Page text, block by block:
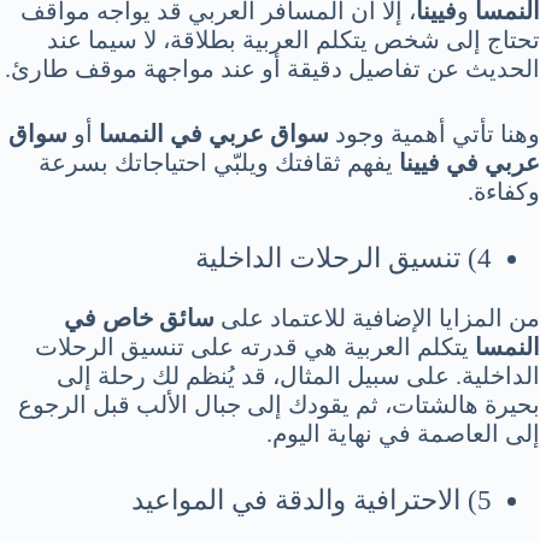
النمسا وفيينا، إلّا أن المسافر العربي قد يواجه مواقف
تحتاج إلى شخص يتكلم العربية بطلاقة، لا سيما عند
الحديث عن تفاصيل دقيقة أو عند مواجهة موقف طارئ.
وهنا تأتي أهمية وجود سواق عربي في النمسا أو سواق
عربي في فيينا يفهم ثقافتك ويلبّي احتياجاتك بسرعة
وكفاءة.
4) تنسيق الرحلات الداخلية
من المزايا الإضافية للاعتماد على سائق خاص في
النمسا يتكلم العربية هي قدرته على تنسيق الرحلات
الداخلية. على سبيل المثال، قد يُنظم لك رحلة إلى
بحيرة هالشتات، ثم يقودك إلى جبال الألب قبل الرجوع
إلى العاصمة في نهاية اليوم.
5) الاحترافية والدقة في المواعيد